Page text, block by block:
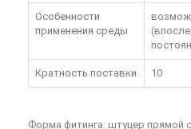
Особенности
применения среды
Кратность поставки 10
Форма фитинга: штуцер прямой